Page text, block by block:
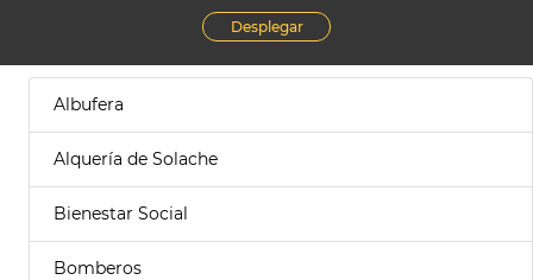
Desplegar
Albufera
Alquería de Solache
Bienestar Social
Bomberos